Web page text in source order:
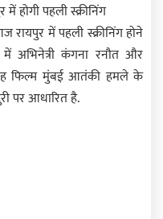
होगी पहली स्क्रीनिंग
रायपुर में पहली स्क्रीनिंग होने
में अभिनेत्री कंगना रनौत और
यह फिल्म मुंबई आतंकी हमले के
पर आधारित है.